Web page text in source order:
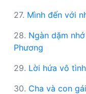
27. Mình đến với
28. Ngàn dặm
Phương
29. Lời hứa vô
30. Cha và con